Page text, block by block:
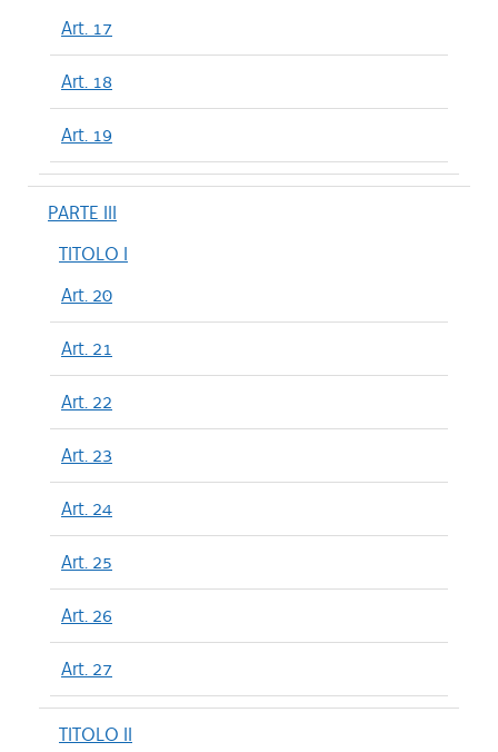
Art. 17
Art. 18
Art. 19
PARTE III
TITOLO I
Art. 20
Art. 21
Art. 22
Art. 23
Art. 24
Art. 25
Art. 26
Art. 27
TITOLO II